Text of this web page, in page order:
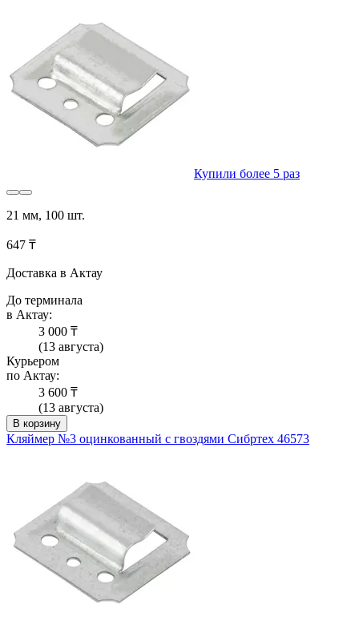
Купили более 5 раз
21 мм, 100 шт.
647 ₸
Доставка в Актау
До терминала
в Актау:
3 000 ₸
(13 августа)
Курьером
по Актау:
3 600 ₸
(13 августа)
В корзину
Кляймер №3 оцинкованный с гвоздями Сибртех 46573